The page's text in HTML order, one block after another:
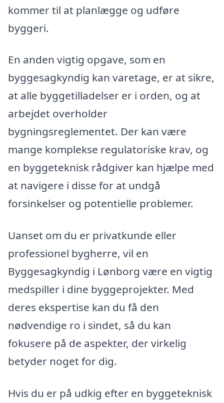
kommer til at planlægge og udføre
byggeri.
En anden vigtig opgave, som en
byggesagkyndig kan varetage, er at sikre,
at alle byggetilladelser er i orden, og at
arbejdet overholder
bygningsreglementet. Der kan være
mange komplekse regulatoriske krav, og
en byggeteknisk rådgiver kan hjælpe med
at navigere i disse for at undgå
forsinkelser og potentielle problemer.
Uanset om du er privatkunde eller
professionel bygherre, vil en
Byggesagkyndig i Lønborg være en vigtig
medspiller i dine byggeprojekter. Med
deres ekspertise kan du få den
nødvendige ro i sindet, så du kan
fokusere på de aspekter, der virkelig
betyder noget for dig.
Hvis du er på udkig efter en byggeteknisk